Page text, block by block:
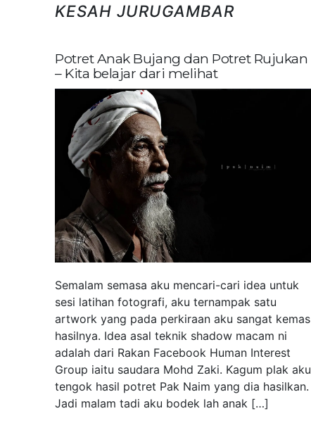
KESAH JURUGAMBAR
Potret Anak Bujang dan Potret Rujukan
– Kita belajar dari melihat
Semalam semasa aku mencari-cari idea untuk
sesi latihan fotografi, aku ternampak satu
artwork yang pada perkiraan aku sangat kemas
hasilnya. Idea asal teknik shadow macam ni
adalah dari Rakan Facebook Human Interest
Group iaitu saudara Mohd Zaki. Kagum plak aku
tengok hasil potret Pak Naim yang dia hasilkan.
Jadi malam tadi aku bodek lah anak […]